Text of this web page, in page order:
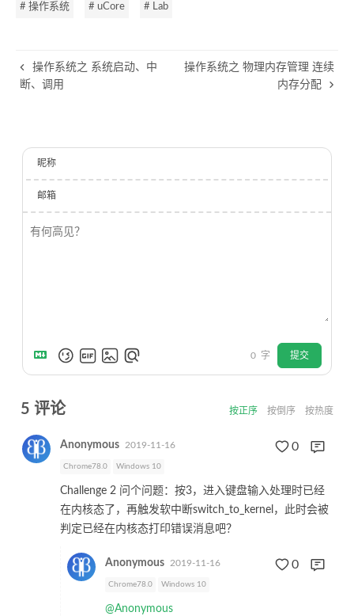
29
        cprintf(
"kbd [%03d] %c\n"
# 操作系统 # uCore # Lab
操作系统之 系统启动、中
断、调用
操作系统之 物理内存管理 连续
内存分配
昵称
邮箱
0 字 提交
5 评论 按正序 按倒序 按热度
Anonymous 2019-11-16 0
Chrome78.0 Windows 10
Challenge 2 问个问题：按3，进入键盘输入处理时已经
在内核态了，再触发软中断switch_to_kernel，此时会被
判定已经在内核态打印错误消息吧？
Anonymous 2019-11-16 0
Chrome78.0 Windows 10
@Anonymous